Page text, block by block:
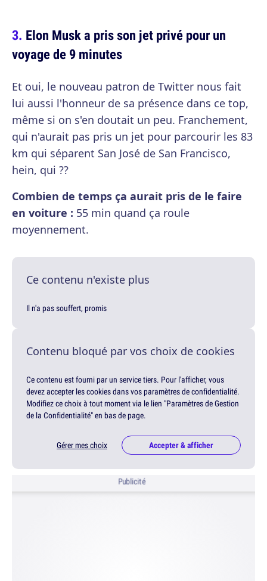
Elon Musk a pris son jet privé pour un
voyage de 9 minutes
Et oui, le nouveau patron de Twitter nous fait
lui aussi l'honneur de sa présence dans ce top,
même si on s'en doutait un peu. Franchement,
qui n'aurait pas pris un jet pour parcourir les 83
km qui séparent San José de San Francisco,
hein, qui ??
Combien de temps ça aurait pris de le faire
en voiture : 55 min quand ça roule
moyennement.
Ce contenu n'existe plus
Il n'a pas souffert, promis
Contenu bloqué par vos choix de cookies
Ce contenu est fourni par un service tiers. Pour l'afficher, vous
devez accepter les cookies dans vos paramètres de confidentialité.
Modifiez ce choix à tout moment via le lien "Paramètres de Gestion
de la Confidentialité" en bas de page.
Gérer mes choix Accepter & afficher
Publicité